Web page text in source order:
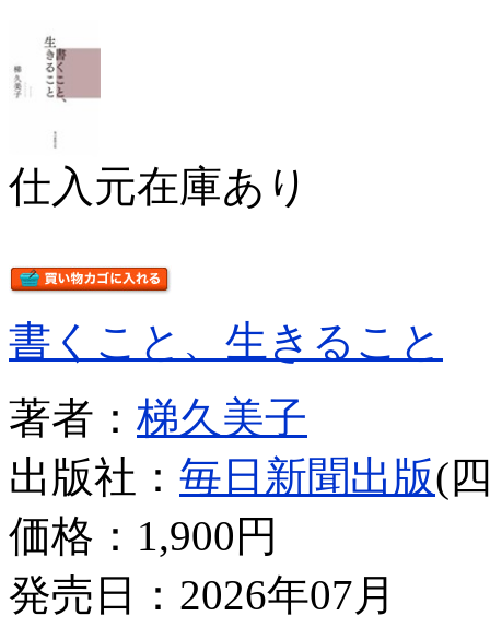
仕入元在庫あり
書くこと、生きること
著者： 梯久美子
出版社： 毎日新聞出版(
価格： 1,900円
発売日：2026年07月